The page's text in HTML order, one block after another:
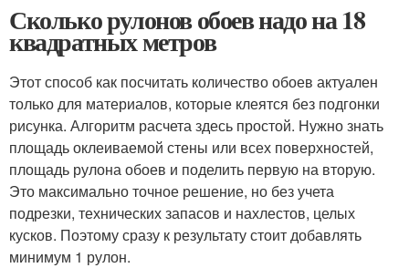
Сколько рулонов обоев надо на 18
квадратных метров
Этот способ как посчитать количество обоев актуален
только для материалов, которые клеятся без подгонки
рисунка. Алгоритм расчета здесь простой. Нужно знать
площадь оклеиваемой стены или всех поверхностей,
площадь рулона обоев и поделить первую на вторую.
Это максимально точное решение, но без учета
подрезки, технических запасов и нахлестов, целых
кусков. Поэтому сразу к результату стоит добавлять
минимум 1 рулон.